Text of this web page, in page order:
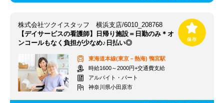
株式会社ツクイスタッフ 横浜支店/6010_208768
【デイサービスの看護師】日帰り施設＝日勤のみ＊オ
ンコールもなく負担が少なめ♪日払い◎
東海道本線(東京－熱海) 鴨宮駅
時給1600～2000円+交通費支給
アルバイト・パート
神奈川県小田原市